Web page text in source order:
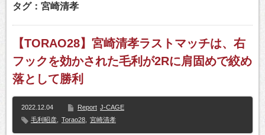
タグ：宮崎清孝
【TORAO28】宮崎清孝ラストマッチは、右
フックを効かされた毛利が2Rに肩固めで絞め
落として勝利
2022.12.04 Report J-CAGE
毛利昭彦
Torao28 宮崎清孝